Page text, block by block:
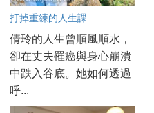
打掉重練的人生課
倩玲的人生曾順風順水，
卻在丈夫罹癌與身心崩潰
中跌入谷底。她如何透過
呼...